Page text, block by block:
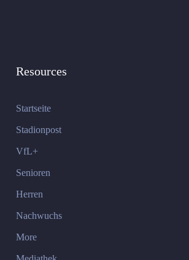
Resources
Startseite
Stadionpost
VfL+
Senioren
Herren
Nachwuchs
More